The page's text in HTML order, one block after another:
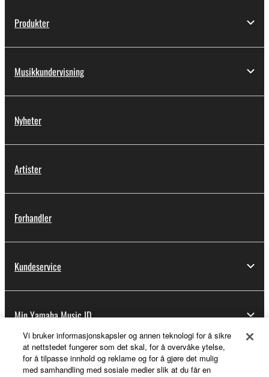
Produkter
Musikkundervisning
Nyheter
Artister
Forhandler
Kundeservice
Min Yamaha Music ID
Om Yamaha
Vi bruker informasjonskapsler og annen teknologi for å sikre
at nettstedet fungerer som det skal, for å overvåke ytelse,
for å tilpasse innhold og reklame og for å gjøre det mulig
med samhandling med sosiale medier slik at du får en